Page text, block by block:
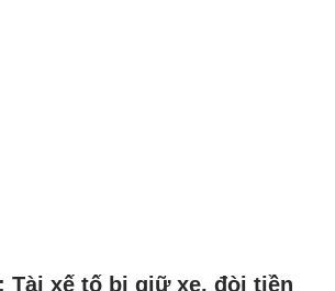
Tài xế tố bị giữ xe, đòi tiền